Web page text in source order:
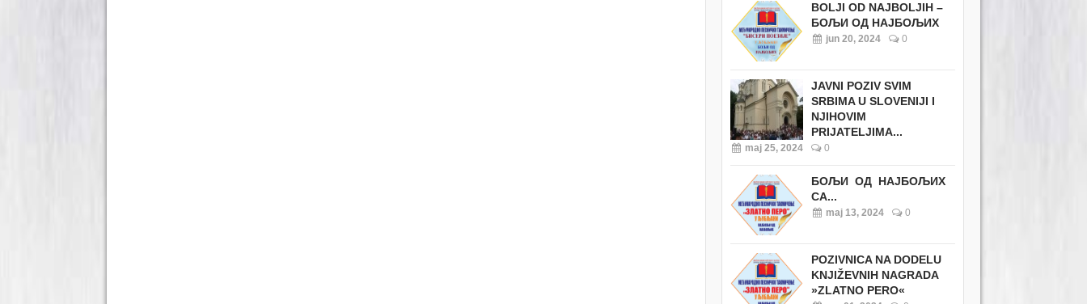
BOLJI OD NAJBOLJIH –
БОЉИ ОД НАЈБОЉИХ
jun 20, 2024 0
JAVNI POZIV SVIM
SRBIMA U SLOVENIJI I
NJIHOVIM
PRIJATELJIMA...
maj 25, 2024 0
БОЉИ ОД НАЈБОЉИХ
СА...
maj 13, 2024 0
POZIVNICA NA DODELU
KNJIŽEVNIH NAGRADA
»ZLATNO PERO«